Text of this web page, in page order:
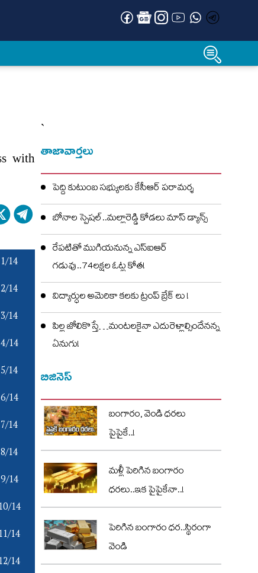
with
1/14
2/14
3/14
4/14
5/14
6/14
7/14
8/14
9/14
10/14
11/14
12/14
`
తాజావార్తలు
పెద్ది కుటుంబ సభ్యులకు కేసీఆర్ పరామర్శ
బోనాల స్పెషల్..మల్లారెడ్డి కోడలు మాస్ డ్యాన్స్
రేపటితో ముగియనున్న ఎస్‌ఐఆర్
గడువు..74లక్షల ఓట్ల కోత!
విద్యార్ధుల అమెరికా కలకు ట్రంప్ బ్రేక్ లు !
పిల్ల జోలికొస్తే…మంటలకైనా ఎదురెళ్లాల్సిందేనన్న
ఏనుగు!
బిజినెస్
బంగారం, వెండి ధరలు
పైపైకే..!
మళ్లీ పెరిగిన బంగారం
ధరలు..ఇక పైపైకేనా..!
పెరిగిన బంగారం ధర..స్థిరంగా
వెండి